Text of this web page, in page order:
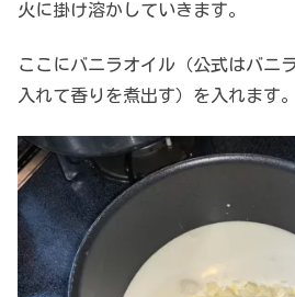
火に掛け溶かしていきます。
ここにバニラオイル（公式はバニ
入れて香りを煮出す）を入れます。